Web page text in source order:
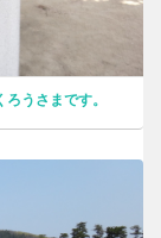
うさまです。